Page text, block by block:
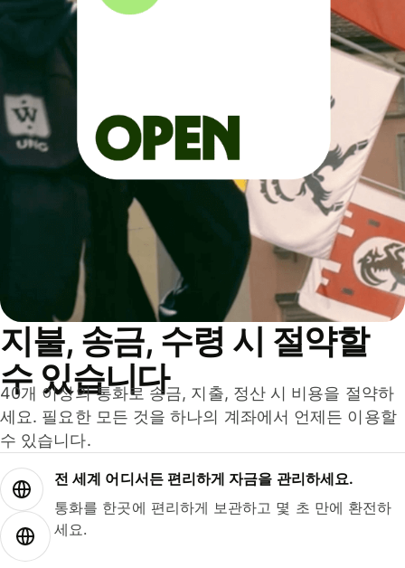
지불, 송금, 수령 시 절약할
수 있습니다
40개 이상의 통화로 송금, 지출, 정산 시 비용을 절약하
세요. 필요한 모든 것을 하나의 계좌에서 언제든 이용할
수 있습니다.
전 세계 어디서든 편리하게 자금을 관리하세요.
통화를 한곳에 편리하게 보관하고 몇 초 만에 환전하
세요.